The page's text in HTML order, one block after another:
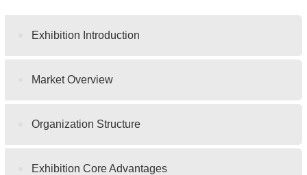
Exhibition Introduction
Market Overview
Organization Structure
Exhibition Core Advantages